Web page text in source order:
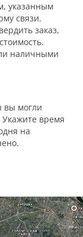
указанным
связи.
заказ,
наличными
вы могли
Укажите время
на